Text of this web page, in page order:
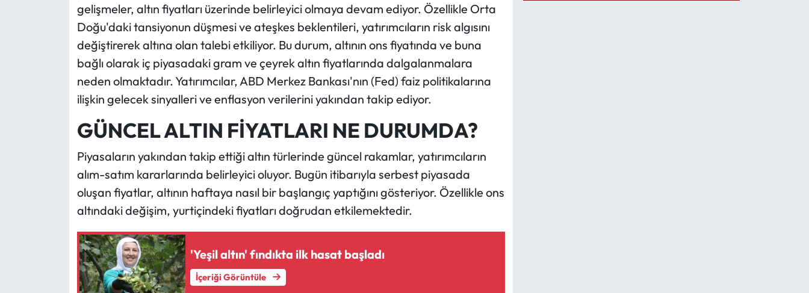
gelişmeler, altın fiyatları üzerinde belirleyici olmaya devam ediyor. Özellikle Orta
Doğu'daki tansiyonun düşmesi ve ateşkes beklentileri, yatırımcıların risk algısını
değiştirerek altına olan talebi etkiliyor. Bu durum, altının ons fiyatında ve buna
bağlı olarak iç piyasadaki gram ve çeyrek altın fiyatlarında dalgalanmalara
neden olmaktadır. Yatırımcılar, ABD Merkez Bankası'nın (Fed) faiz politikalarına
ilişkin gelecek sinyalleri ve enflasyon verilerini yakından takip ediyor.
GÜNCEL ALTIN FİYATLARI NE DURUMDA?
Piyasaların yakından takip ettiği altın türlerinde güncel rakamlar, yatırımcıların
alım-satım kararlarında belirleyici oluyor. Bugün itibarıyla serbest piyasada
oluşan fiyatlar, altının haftaya nasıl bir başlangıç yaptığını gösteriyor. Özellikle ons
altındaki değişim, yurtiçindeki fiyatları doğrudan etkilemektedir.
'Yeşil altın' fındıkta ilk hasat başladı
İçeriği Görüntüle